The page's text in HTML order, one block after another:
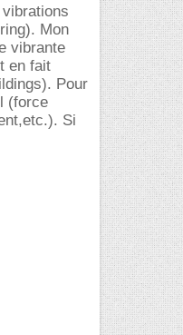
Mon
vibrante
en fait
Pour
(force
Si